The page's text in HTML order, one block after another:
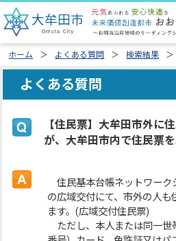
ホーム よくある質問 検索結果
よくある質問
【住民票】大牟田市外に
が、大牟田市内で住民票を
住民基本台帳ネットワーク
の広域交付にて、市外の人
ます。(広域交付住民票)
ただし、本人または同一世